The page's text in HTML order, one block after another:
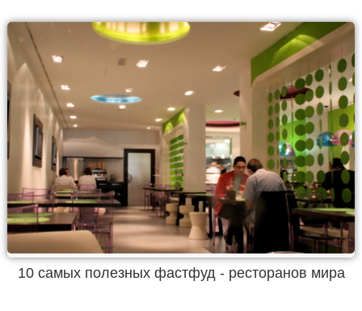
10 самых полезных фастфуд - ресторанов мира